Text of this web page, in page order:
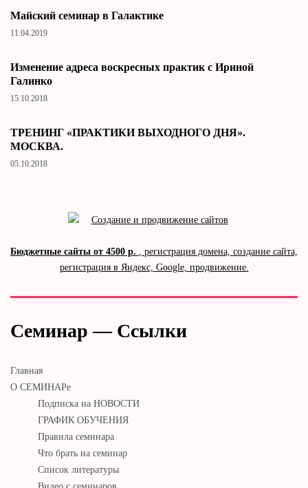
Майский семинар в Галактике
11.04.2019
Изменение адреса воскресных практик с Ириной
Галинко
15.10.2018
ТРЕНИНГ «ПРАКТИКИ ВЫХОДНОГО ДНЯ».
МОСКВА.
05.10.2018
Бюджетные сайты от 4500 р.
, регистрация домена, создание сайта,
регистрация в Яндекс, Google, продвижение.
Семинар — Ссылки
Главная
О СЕМИНАРе
Подписка на НОВОСТИ
ГРАФИК ОБУЧЕНИЯ
Правила семинара
Что брать на семинар
Список литературы
Видео с семинаров